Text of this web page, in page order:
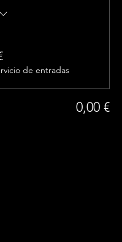
de entradas
0,00 €